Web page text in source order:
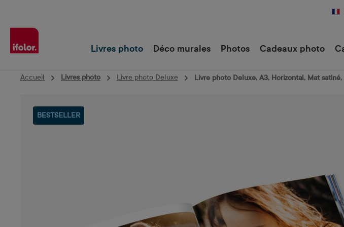
Livres photo Déco murales Photos Cadeaux photo
Accueil Livres photo Livre photo Deluxe Livre photo Deluxe, A3, Horizontal, Mat satiné,
BESTSELLER